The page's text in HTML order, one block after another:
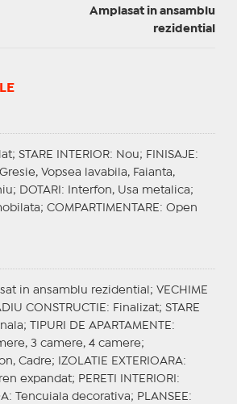
Amplasat in ansamblu
rezidential
STARE INTERIOR: Nou; FINISAJE :
Vopsea lavabila, Faianta,
DOTARI : Interfon, Usa metalica;
COMPARTIMENTARE : Open
in ansamblu rezidential; VECHIME
CONSTRUCTIE : Finalizat; STARE
TIPURI DE APARTAMENTE :
3 camere, 4 camere;
Cadre; IZOLATIE EXTERIOARA:
expandat; PERETI INTERIORI :
: Tencuiala decorativa; PLANSEE :